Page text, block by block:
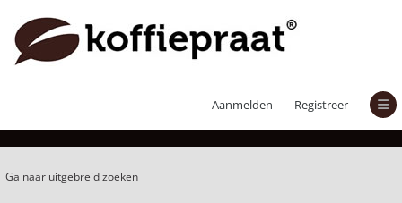
Aanmelden Registreer
Ga naar uitgebreid zoeken